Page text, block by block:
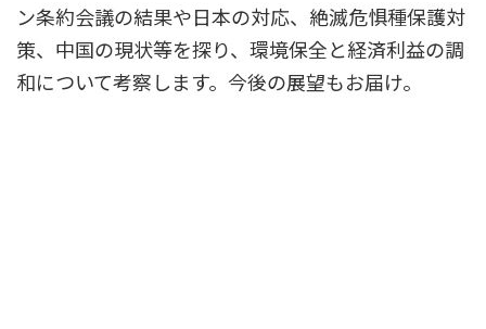
ン条約会議の結果や日本の対応、絶滅危惧種保護対
策、中国の現状等を探り、環境保全と経済利益の調
和について考察します。今後の展望もお届け。